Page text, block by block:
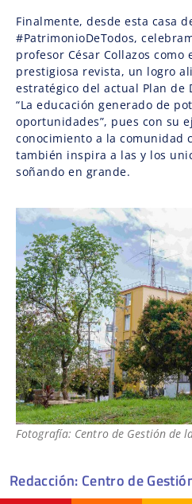
Finalmente, desde esta casa
#PatrimonioDeTodos,
profesor César Collazos
prestigiosa revista, un logro
estratégico del actual Plan de
“La educación generado de
oportunidades”, pues con su
conocimiento a la comunidad
también inspira a las y los
soñando en grande.
Fotografía: Centro de Gestión de
Redacción: Centro de